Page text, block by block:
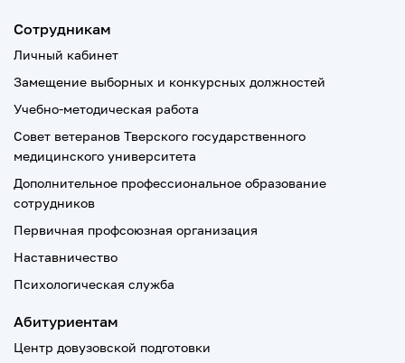
Сотрудникам
Личный кабинет
Замещение выборных и конкурсных должностей
Учебно-методическая работа
Совет ветеранов Тверского государственного
медицинского университета
Дополнительное профессиональное образование
сотрудников
Первичная профсоюзная организация
Наставничество
Психологическая служба
Абитуриентам
Центр довузовской подготовки